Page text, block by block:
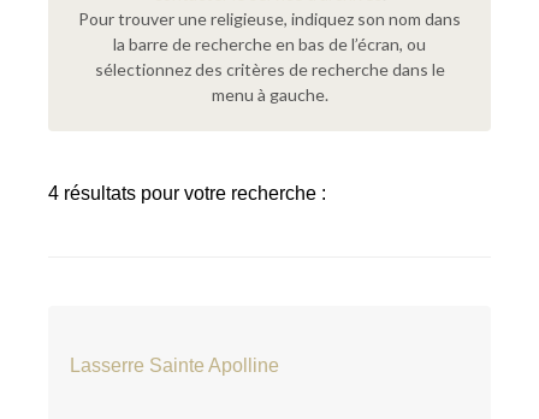
Pour trouver une religieuse, indiquez son nom dans
la barre de recherche en bas de l’écran, ou
sélectionnez des critères de recherche dans le
menu à gauche.
4 résultats pour votre recherche :
Lasserre Sainte Apolline